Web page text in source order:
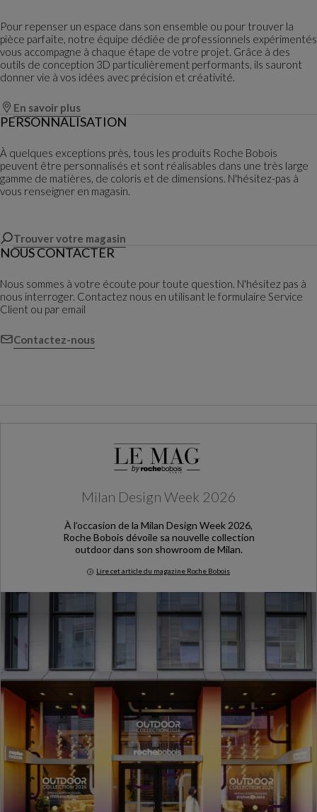
Pour repenser un espace dans son ensemble ou pour trouver la
pièce parfaite, notre équipe dédiée de professionnels expérimentés
vous accompagne à chaque étape de votre projet. Grâce à des
outils de conception 3D particulièrement performants, ils sauront
donner vie à vos idées avec précision et créativité.
En savoir plus
PERSONNALISATION
À quelques exceptions près, tous les produits Roche Bobois
peuvent être personnalisés et sont réalisables dans une très large
gamme de matières, de coloris et de dimensions. N'hésitez-pas à
vous renseigner en magasin.
Trouver votre magasin
NOUS CONTACTER
Nous sommes à votre écoute pour toute question. N'hésitez pas à
nous interroger. Contactez nous en utilisant le formulaire Service
Client ou par email
Contactez-nous
Milan Design Week 2026
À l’occasion de la Milan Design Week 2026,
Roche Bobois dévoile sa nouvelle collection
outdoor dans son showroom de Milan.
Lire cet article du magazine Roche Bobois
Milan Design Week 2026